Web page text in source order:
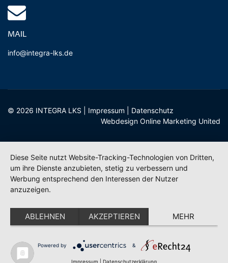
MAIL
info@integra-lks.de
© 2026 INTEGRA LKS | Impressum
Datenschutz
Webdesign Online Marketing United
Diese Seite nutzt Website-Tracking-Technologien von Dritten,
um ihre Dienste anzubieten, stetig zu verbessern und
Werbung entsprechend den Interessen der Nutzer
anzuzeigen.
ABLEHNEN AKZEPTIEREN MEHR
Powered by &
Impressum Datenschutzerklärung